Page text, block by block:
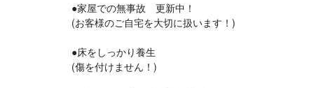
●家屋での無事故 更新中！
(お客様のご自宅を大切に扱います！)
●床をしっかり養生
(傷を付けません！)